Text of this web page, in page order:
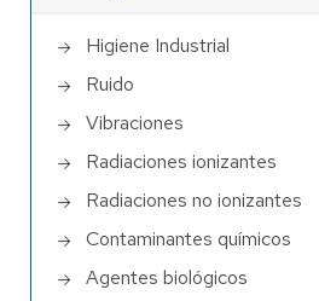
Higiene Industrial
Ruido
Vibraciones
Radiaciones ionizantes
Radiaciones no ionizantes
Contaminantes químicos
Agentes biológicos